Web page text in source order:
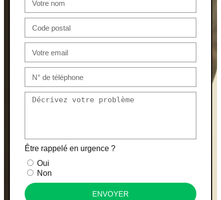
Être rappelé en urgence ?
Oui
Non
ENVOYER